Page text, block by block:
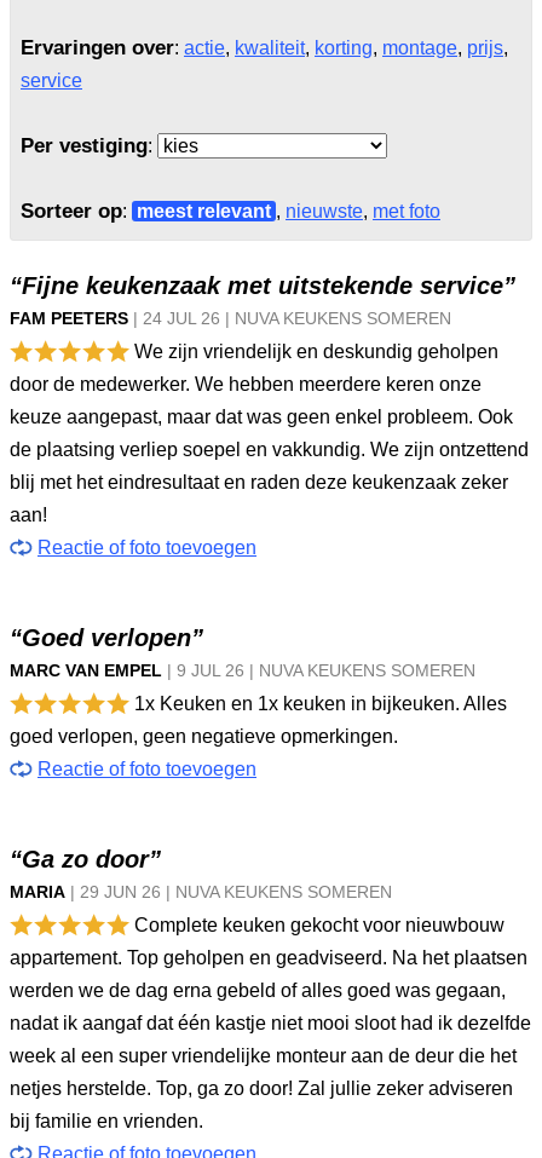
Ervaringen over: actie, kwaliteit, korting, montage, prijs,
service
Per vestiging:
Sorteer op: meest relevant , nieuwste, met foto
“Fijne keukenzaak met uitstekende service”
FAM PEETERS | 24 JUL 26 | NUVA KEUKENS SOMEREN
We zijn vriendelijk en deskundig geholpen
door de medewerker. We hebben meerdere keren onze
keuze aangepast, maar dat was geen enkel probleem. Ook
de plaatsing verliep soepel en vakkundig. We zijn ontzettend
blij met het eindresultaat en raden deze keukenzaak zeker
aan!
Reactie of foto toevoegen
“Goed verlopen”
MARC VAN EMPEL | 9 JUL 26 | NUVA KEUKENS SOMEREN
1x Keuken en 1x keuken in bijkeuken. Alles
goed verlopen, geen negatieve opmerkingen.
Reactie of foto toevoegen
“Ga zo door”
MARIA | 29 JUN 26 | NUVA KEUKENS SOMEREN
Complete keuken gekocht voor nieuwbouw
appartement. Top geholpen en geadviseerd. Na het plaatsen
werden we de dag erna gebeld of alles goed was gegaan,
nadat ik aangaf dat één kastje niet mooi sloot had ik dezelfde
week al een super vriendelijke monteur aan de deur die het
netjes herstelde. Top, ga zo door! Zal jullie zeker adviseren
bij familie en vrienden.
Reactie of foto toevoegen